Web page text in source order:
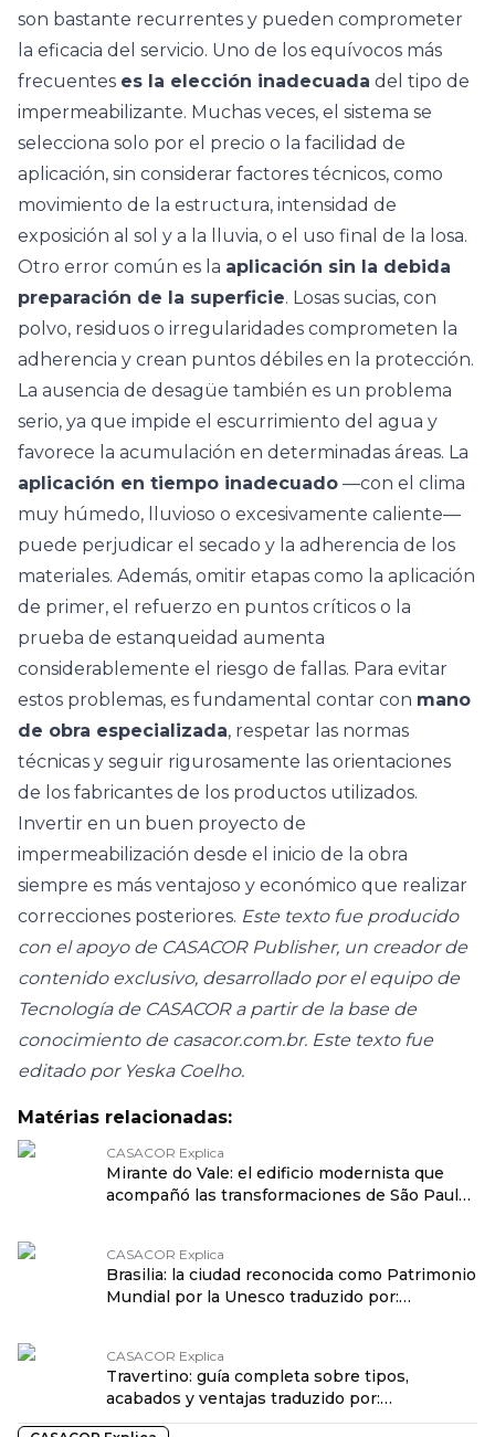
son bastante recurrentes y pueden comprometer
la eficacia del servicio. Uno de los equívocos más
frecuentes es la elección inadecuada del tipo de
impermeabilizante. Muchas veces, el sistema se
selecciona solo por el precio o la facilidad de
aplicación, sin considerar factores técnicos, como
movimiento de la estructura, intensidad de
exposición al sol y a la lluvia, o el uso final de la losa.
Otro error común es la aplicación sin la debida
preparación de la superficie. Losas sucias, con
polvo, residuos o irregularidades comprometen la
adherencia y crean puntos débiles en la protección.
La ausencia de desagüe también es un problema
serio, ya que impide el escurrimiento del agua y
favorece la acumulación en determinadas áreas. La
aplicación en tiempo inadecuado —con el clima
muy húmedo, lluvioso o excesivamente caliente—
puede perjudicar el secado y la adherencia de los
materiales. Además, omitir etapas como la aplicación
de primer, el refuerzo en puntos críticos o la
prueba de estanqueidad aumenta
considerablemente el riesgo de fallas. Para evitar
estos problemas, es fundamental contar con mano
de obra especializada, respetar las normas
técnicas y seguir rigurosamente las orientaciones
de los fabricantes de los productos utilizados.
Invertir en un buen proyecto de
impermeabilización desde el inicio de la obra
siempre es más ventajoso y económico que realizar
correcciones posteriores. Este texto fue producido
con el apoyo de CASACOR Publisher, un creador de
contenido exclusivo, desarrollado por el equipo de
Tecnología de CASACOR a partir de la base de
conocimiento de casacor.com.br. Este texto fue
editado por Yeska Coelho.
Matérias relacionadas:
CASACOR Explica
Mirante do Vale: el edificio modernista que
acompañó las transformaciones de São Paulo
CASACOR Explica
Brasilia: la ciudad reconocida como Patrimonio
Mundial por la Unesco traduzido por:
CASACOR Explica
Travertino: guía completa sobre tipos,
acabados y ventajas traduzido por:
OPENROUTER